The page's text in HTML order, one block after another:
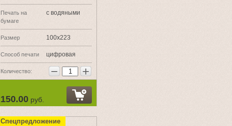
Печать на
бумаге
с водяными
Размер 100х223
Способ печати цифровая
Количество: − +
150.00 руб.
Спецпредложение